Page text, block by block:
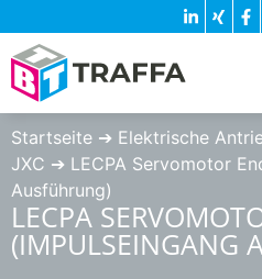
Startseite ➔ Elektrische
JXC ➔ LECPA Servomotor
Ausführung)
LECPA
(IMPULSEINGANG